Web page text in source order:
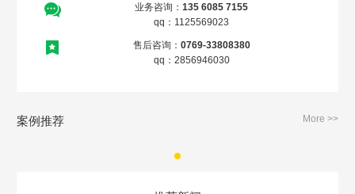
业务咨询： 135 6085 7155
qq：1125569023
售后咨询： 0769-33808380
qq：2856946030
案例推荐 More >>